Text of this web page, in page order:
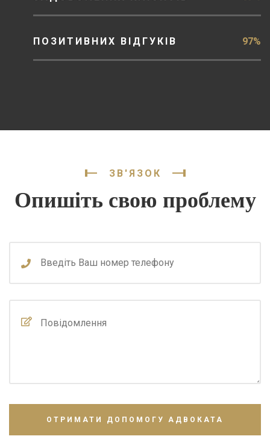
ПОЗИТИВНИХ ВІДГУКІВ 97%
ЗВ'ЯЗОК
Опишіть свою проблему